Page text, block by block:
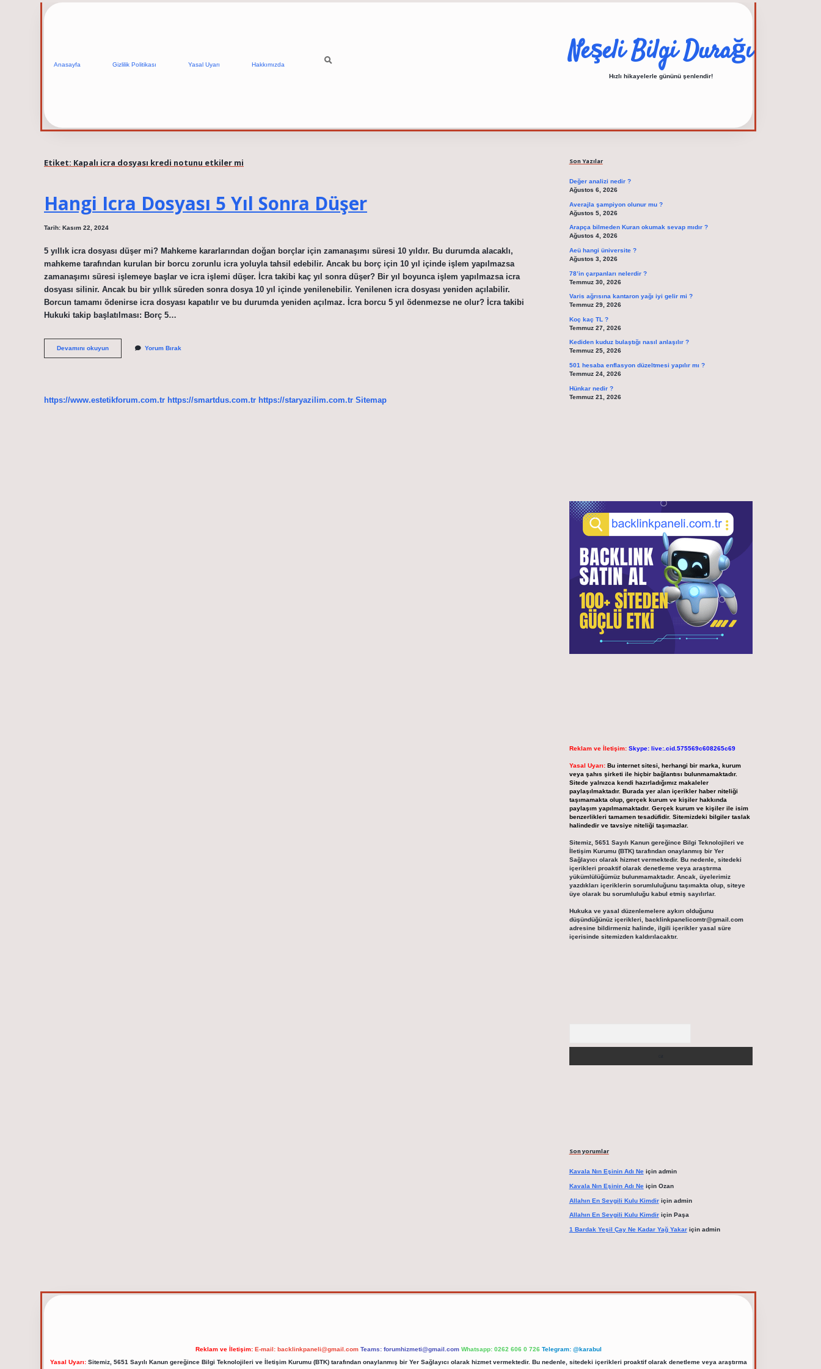
Anasayfa Gizlilik Politikası Yasal Uyarı Hakkımızda Neşeli Bilgi Durağı
Hızlı hikayelerle gününü şenlendir!
Etiket: Kapalı icra dosyası kredi notunu etkiler mi
Hangi Icra Dosyası 5 Yıl Sonra Düşer
Tarih: Kasım 22, 2024
5 yıllık icra dosyası düşer mi? Mahkeme kararlarından doğan borçlar için zamanaşımı süresi 10 yıldır. Bu durumda alacaklı,
mahkeme tarafından kurulan bir borcu zorunlu icra yoluyla tahsil edebilir. Ancak bu borç için 10 yıl içinde işlem yapılmazsa
zamanaşımı süresi işlemeye başlar ve icra işlemi düşer. İcra takibi kaç yıl sonra düşer? Bir yıl boyunca işlem yapılmazsa icra
dosyası silinir. Ancak bu bir yıllık süreden sonra dosya 10 yıl içinde yenilenebilir. Yenilenen icra dosyası yeniden açılabilir.
Borcun tamamı ödenirse icra dosyası kapatılır ve bu durumda yeniden açılmaz. İcra borcu 5 yıl ödenmezse ne olur? İcra takibi
Hukuki takip başlatılması: Borç 5…
Devamını okuyunHangi
Icra
Düşer
Yorum Bırak
https://www.estetikforum.com.tr https://smartdus.com.tr https://staryazilim.com.tr Sitemap
Son Yazılar
Değer analizi nedir ?
Ağustos 6, 2026
Averajla şampiyon olunur mu ?
Ağustos 5, 2026
Arapça bilmeden Kuran okumak sevap mıdır ?
Ağustos 4, 2026
Aeü hangi üniversite ?
Ağustos 3, 2026
78’in çarpanları nelerdir ?
Temmuz 30, 2026
Varis ağrısına kantaron yağı iyi gelir mi ?
Temmuz 29, 2026
Koç kaç TL ?
Temmuz 27, 2026
Kediden kuduz bulaştığı nasıl anlaşılır ?
Temmuz 25, 2026
501 hesaba enflasyon düzeltmesi yapılır mı ?
Temmuz 24, 2026
Hünkar nedir ?
Temmuz 21, 2026
Reklam ve İletişim: Skype: live:.cid.575569c608265c69
Yasal Uyarı: Bu internet sitesi, herhangi bir marka, kurum
veya şahıs şirketi ile hiçbir bağlantısı bulunmamaktadır.
Sitede yalnızca kendi hazırladığımız makaleler
paylaşılmaktadır. Burada yer alan içerikler haber niteliği
taşımamakta olup, gerçek kurum ve kişiler hakkında
paylaşım yapılmamaktadır. Gerçek kurum ve kişiler ile isim
benzerlikleri tamamen tesadüfidir. Sitemizdeki bilgiler taslak
halindedir ve tavsiye niteliği taşımazlar.
Sitemiz, 5651 Sayılı Kanun gereğince Bilgi Teknolojileri ve
İletişim Kurumu (BTK) tarafından onaylanmış bir Yer
Sağlayıcı olarak hizmet vermektedir. Bu nedenle, sitedeki
içerikleri proaktif olarak denetleme veya araştırma
yükümlülüğümüz bulunmamaktadır. Ancak, üyelerimiz
yazdıkları içeriklerin sorumluluğunu taşımakta olup, siteye
üye olarak bu sorumluluğu kabul etmiş sayılırlar.
Hukuka ve yasal düzenlemelere aykırı olduğunu
düşündüğünüz içerikleri, backlinkpanelicomtr@gmail.com
adresine bildirmeniz halinde, ilgili içerikler yasal süre
içerisinde sitemizden kaldırılacaktır.
Son yorumlar
Kavala Nın Eşinin Adı Neiçin admin
Kavala Nın Eşinin Adı Neiçin Ozan
Allahın En Sevgili Kulu Kimdiriçin admin
Allahın En Sevgili Kulu Kimdiriçin Paşa
1 Bardak Yeşil Çay Ne Kadar Yağ Yakariçin admin
elexbet güncel adresi
Reklam ve İletişim: E-mail: backlinkpaneli@gmail.com Teams: forumhizmeti@gmail.com Whatsapp: 0262 606 0 726 Telegram: @karabul
Yasal Uyarı:Sitemiz, 5651 Sayılı Kanun gereğince Bilgi Teknolojileri ve İletişim Kurumu (BTK) tarafından onaylanmış bir Yer Sağlayıcı olarak hizmet vermektedir. Bu nedenle, sitedeki içerikleri proaktif olarak denetleme veya araştırma